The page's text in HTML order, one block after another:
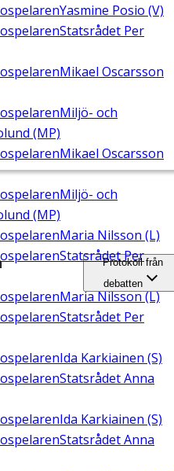
Yasmine Posio (V)
Statsrådet Per
Mikael Oscarsson
Miljö- och
(MP)
Mikael Oscarsson
Miljö- och
(MP)
Maria Nilsson (L)
Statsrådet Per
Maria Nilsson (L)
Statsrådet Per
Ida Karkiainen (S)
Statsrådet Anna
Ida Karkiainen (S)
Statsrådet Anna
Protokoll från
debatten